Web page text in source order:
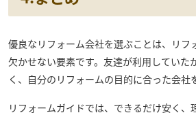
優良なリフォーム会社を選ぶことは、リフ
欠かせない要素です。友達が利用していた
く、自分のリフォームの目的に合った会社
リフォームガイドでは、できるだけ安く、